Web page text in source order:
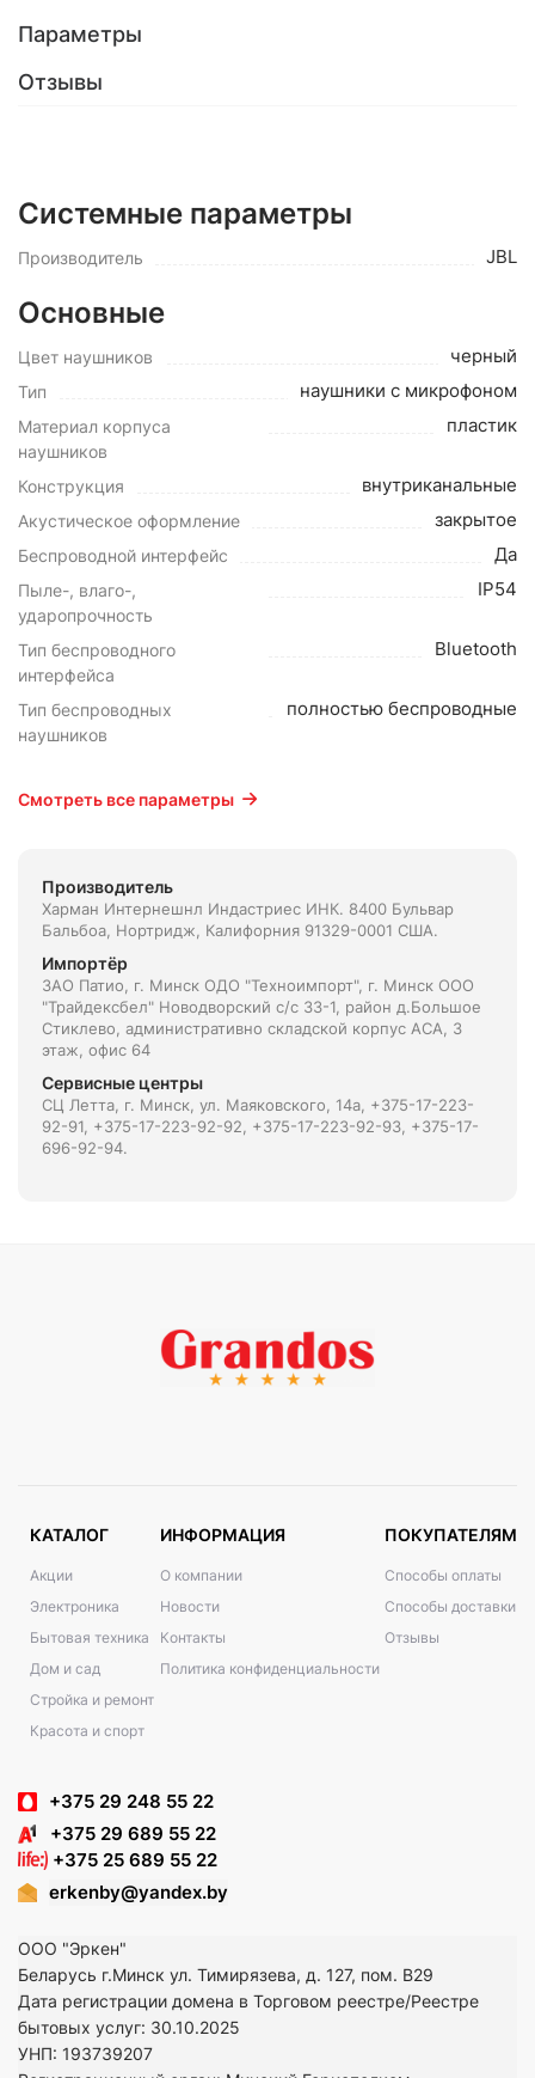
Параметры
Отзывы
Системные параметры
Производитель JBL
Основные
Цвет наушников черный
Тип наушники с микрофоном
Материал корпуса
наушников
пластик
Конструкция внутриканальные
Акустическое оформление закрытое
Беспроводной интерфейс Да
Пыле-, влаго-,
ударопрочность
IP54
Тип беспроводного
интерфейса
Bluetooth
Тип беспроводных
наушников
полностью беспроводные
Смотреть все параметры
Производитель
Харман Интернешнл Индастриес ИНК. 8400 Бульвар
Бальбоа, Нортридж, Калифорния 91329-0001 США.
Импортёр
ЗАО Патио, г. Минск ОДО "Техноимпорт", г. Минск ООО
"Трайдексбел" Новодворский с/с 33-1, район д.Большое
Стиклево, административно складской корпус АСА, 3
этаж, офис 64
Сервисные центры
СЦ Летта, г. Минск, ул. Маяковского, 14а, +375-17-223-
92-91, +375-17-223-92-92, +375-17-223-92-93, +375-17-
696-92-94.
КАТАЛОГ
Акции
Электроника
Бытовая техника
Дом и сад
Стройка и ремонт
Красота и спорт
ИНФОРМАЦИЯ
О компании
Новости
Контакты
Политика конфиденциальности
ПОКУПАТЕЛЯМ
Способы оплаты
Способы доставки
Отзывы
+375 29 248 55 22
+375 29 689 55 22
+375 25 689 55 22
erkenby@yandex.by
ООО "Эркен"
Беларусь г.Минск ул. Тимирязева, д. 127, пом. В29
Дата регистрации домена в Торговом реестре/Реестре
бытовых услуг: 30.10.2025
УНП: 193739207